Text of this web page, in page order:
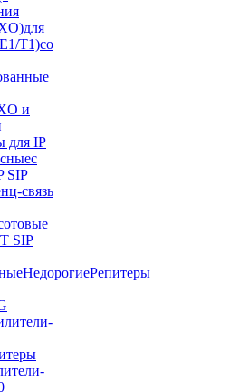
для
T1)со
и
для IP
с
SIP
связь
SIP
НедорогиеРепитеры